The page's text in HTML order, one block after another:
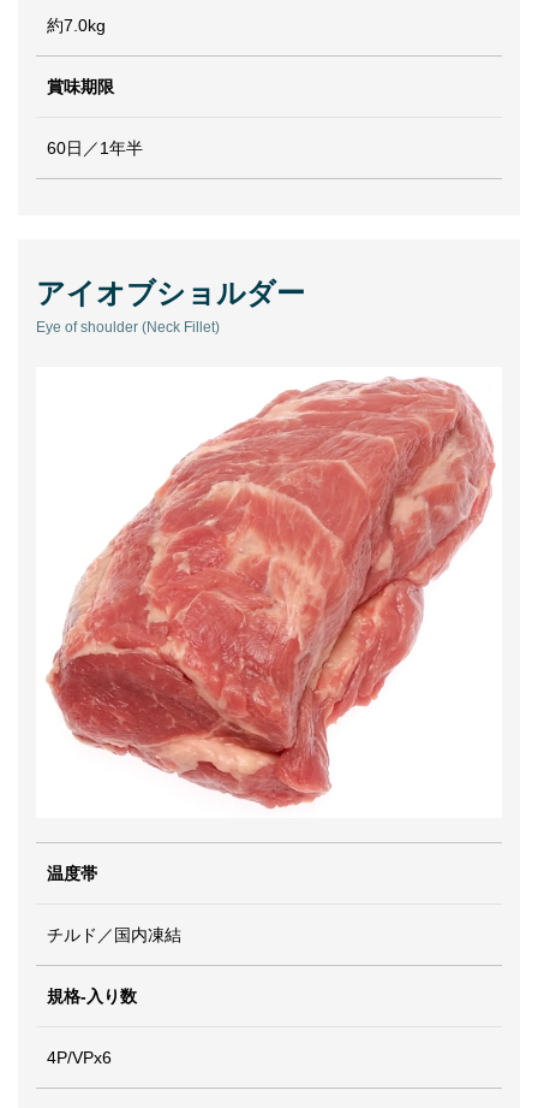
約7.0kg
賞味期限
60日／1年半
アイオブショルダー
Eye of shoulder (Neck Fillet)
温度帯
チルド／国内凍結
規格-入り数
4P/VPx6